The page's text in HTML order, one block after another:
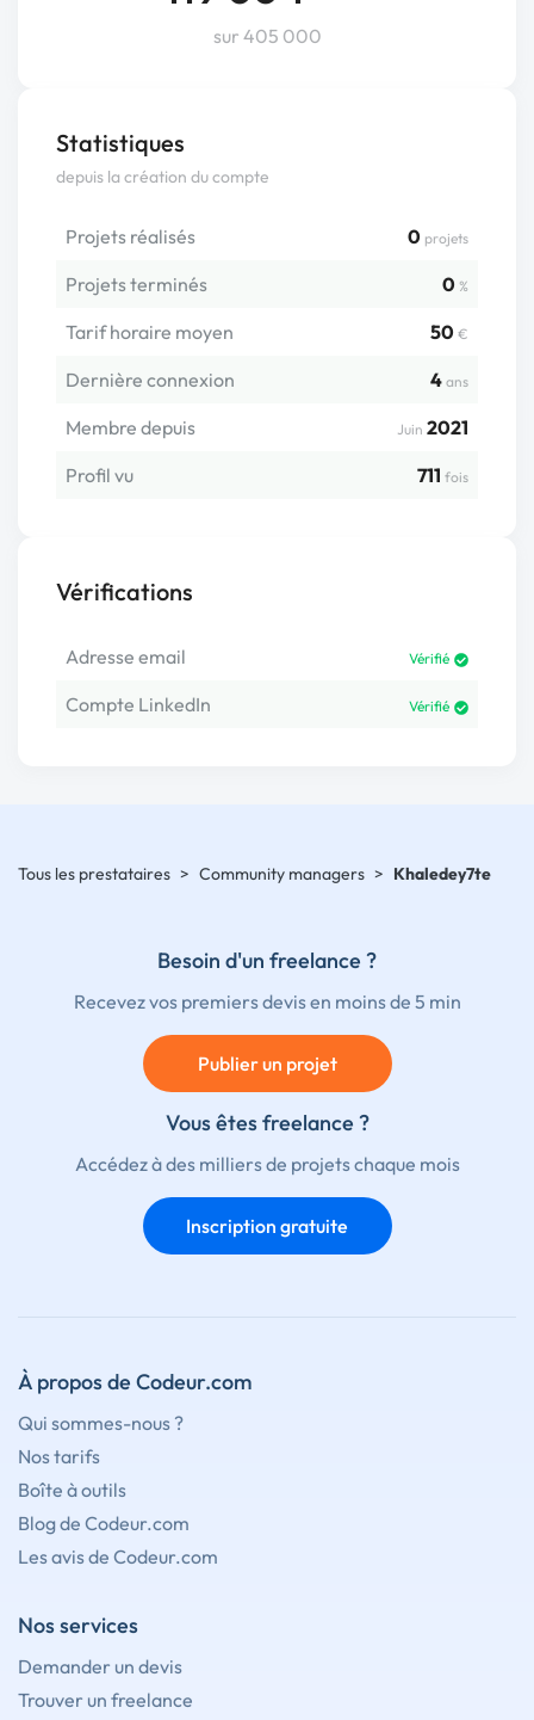
sur 405 000
Statistiques
depuis la création du compte
Projets réalisés 0 projets
Projets terminés 0 %
Tarif horaire moyen 50 €
Dernière connexion 4 ans
Membre depuis Juin 2021
Profil vu
711 fois
Vérifications
Adresse email Vérifié
Compte LinkedIn Vérifié
Tous les prestataires > Community managers > Khaledey7te
Besoin d'un freelance ?
Recevez vos premiers devis en moins de 5 min
Publier un projet
Vous êtes freelance ?
Accédez à des milliers de projets chaque mois
Inscription gratuite
À propos de Codeur.com
Qui sommes-nous ?
Nos tarifs
Boîte à outils
Blog de Codeur.com
Les avis de Codeur.com
Nos services
Demander un devis
Trouver un freelance